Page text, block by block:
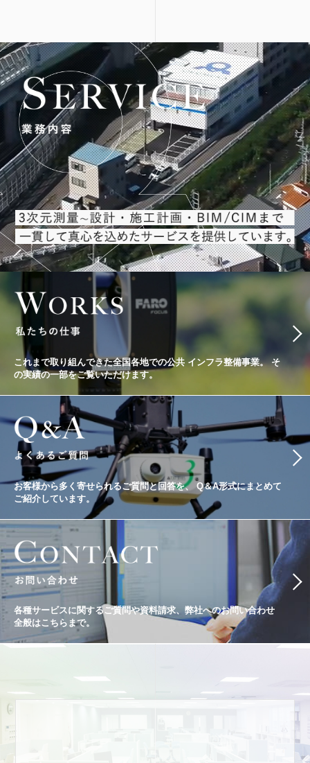
これまで取り組んできた全国各地での公共 インフラ整備事業。そ
の実績の一部をご覧いただけます。
お客様から多く寄せられるご質問と回答を、 Q＆A形式にまとめて
ご紹介しています。
各種サービスに関するご質問や資料請求、 弊社へのお問い合わせ
全般はこちらまで。